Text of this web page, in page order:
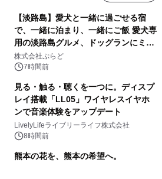
【淡路島】愛犬と一緒に過ごせる宿
で、一緒に泊まり、一緒にご飯 愛犬専
用の淡路島グルメ、ドッグランにミニ
プール グランピングとトレーラーハウ
スの2施設で
株式会社ぷらど
7時間前
見る・触る・聴くを一つに。ディスプ
レイ搭載「LL05」ワイヤレスイヤホ
ンで音楽体験をアップデート
LivelyLifeライブリーライフ株式会社
8時間前
熊本の花を、熊本の希望へ。